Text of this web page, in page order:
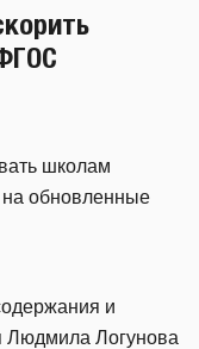
школам
на обновленные
и
Людмила Логунова